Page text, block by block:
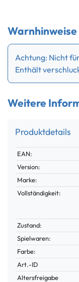
Warnhinweise
Achtung: Nicht
Enthält
Weitere
Produktdetails
Technisches
Merkmal
Wert
EAN:
Version:
Marke:
Vollständigkeit:
Zustand:
Spielwaren:
Farbe:
Technisches
Merkmal
Wert
Art.-ID
Altersfreigabe